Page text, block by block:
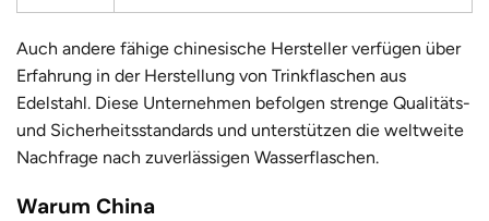
Auch andere fähige chinesische Hersteller verfügen über
Erfahrung in der Herstellung von Trinkflaschen aus
Edelstahl. Diese Unternehmen befolgen strenge Qualitäts-
und Sicherheitsstandards und unterstützen die weltweite
Nachfrage nach zuverlässigen Wasserflaschen.
Warum China